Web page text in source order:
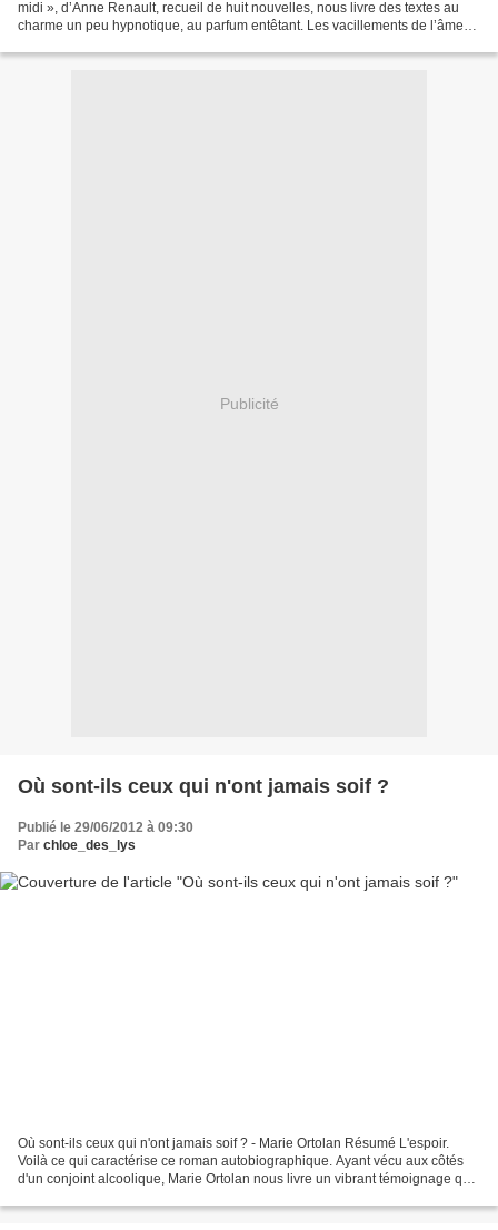
midi », d’Anne Renault, recueil de huit nouvelles, nous livre des textes au
charme un peu hypnotique, au parfum entêtant. Les vacillements de l’âme
Publicité
Où sont-ils ceux qui n'ont jamais soif ?
Publié le 29/06/2012 à 09:30
Par chloe_des_lys
Où sont-ils ceux qui n'ont jamais soif ? - Marie Ortolan Résumé L'espoir.
Voilà ce qui caractérise ce roman autobiographique. Ayant vécu aux côtés
d'un conjoint alcoolique, Marie Ortolan nous livre un vibrant témoignage qui